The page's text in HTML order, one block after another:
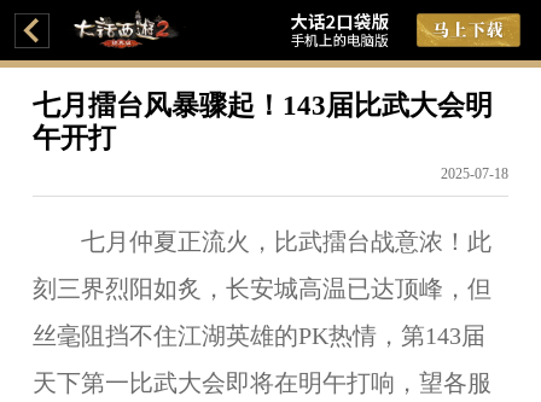
七月擂台风暴骤起！143届比武大会明
午开打
2025-07-18
七月仲夏正流火，比武擂台战意浓！此
刻三界烈阳如炙，长安城高温已达顶峰，但
丝毫阻挡不住江湖英雄的PK热情，第143届
天下第一比武大会即将在明午打响，望各服